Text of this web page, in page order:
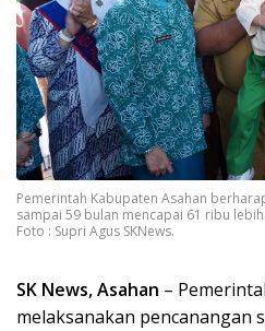
Pemerintah Kabupaten Asahan
sampai 59 bulan mencapai 61 ribu
Foto : Supri Agus SKNews.
SK News, Asahan –
melaksanakan pencanangan